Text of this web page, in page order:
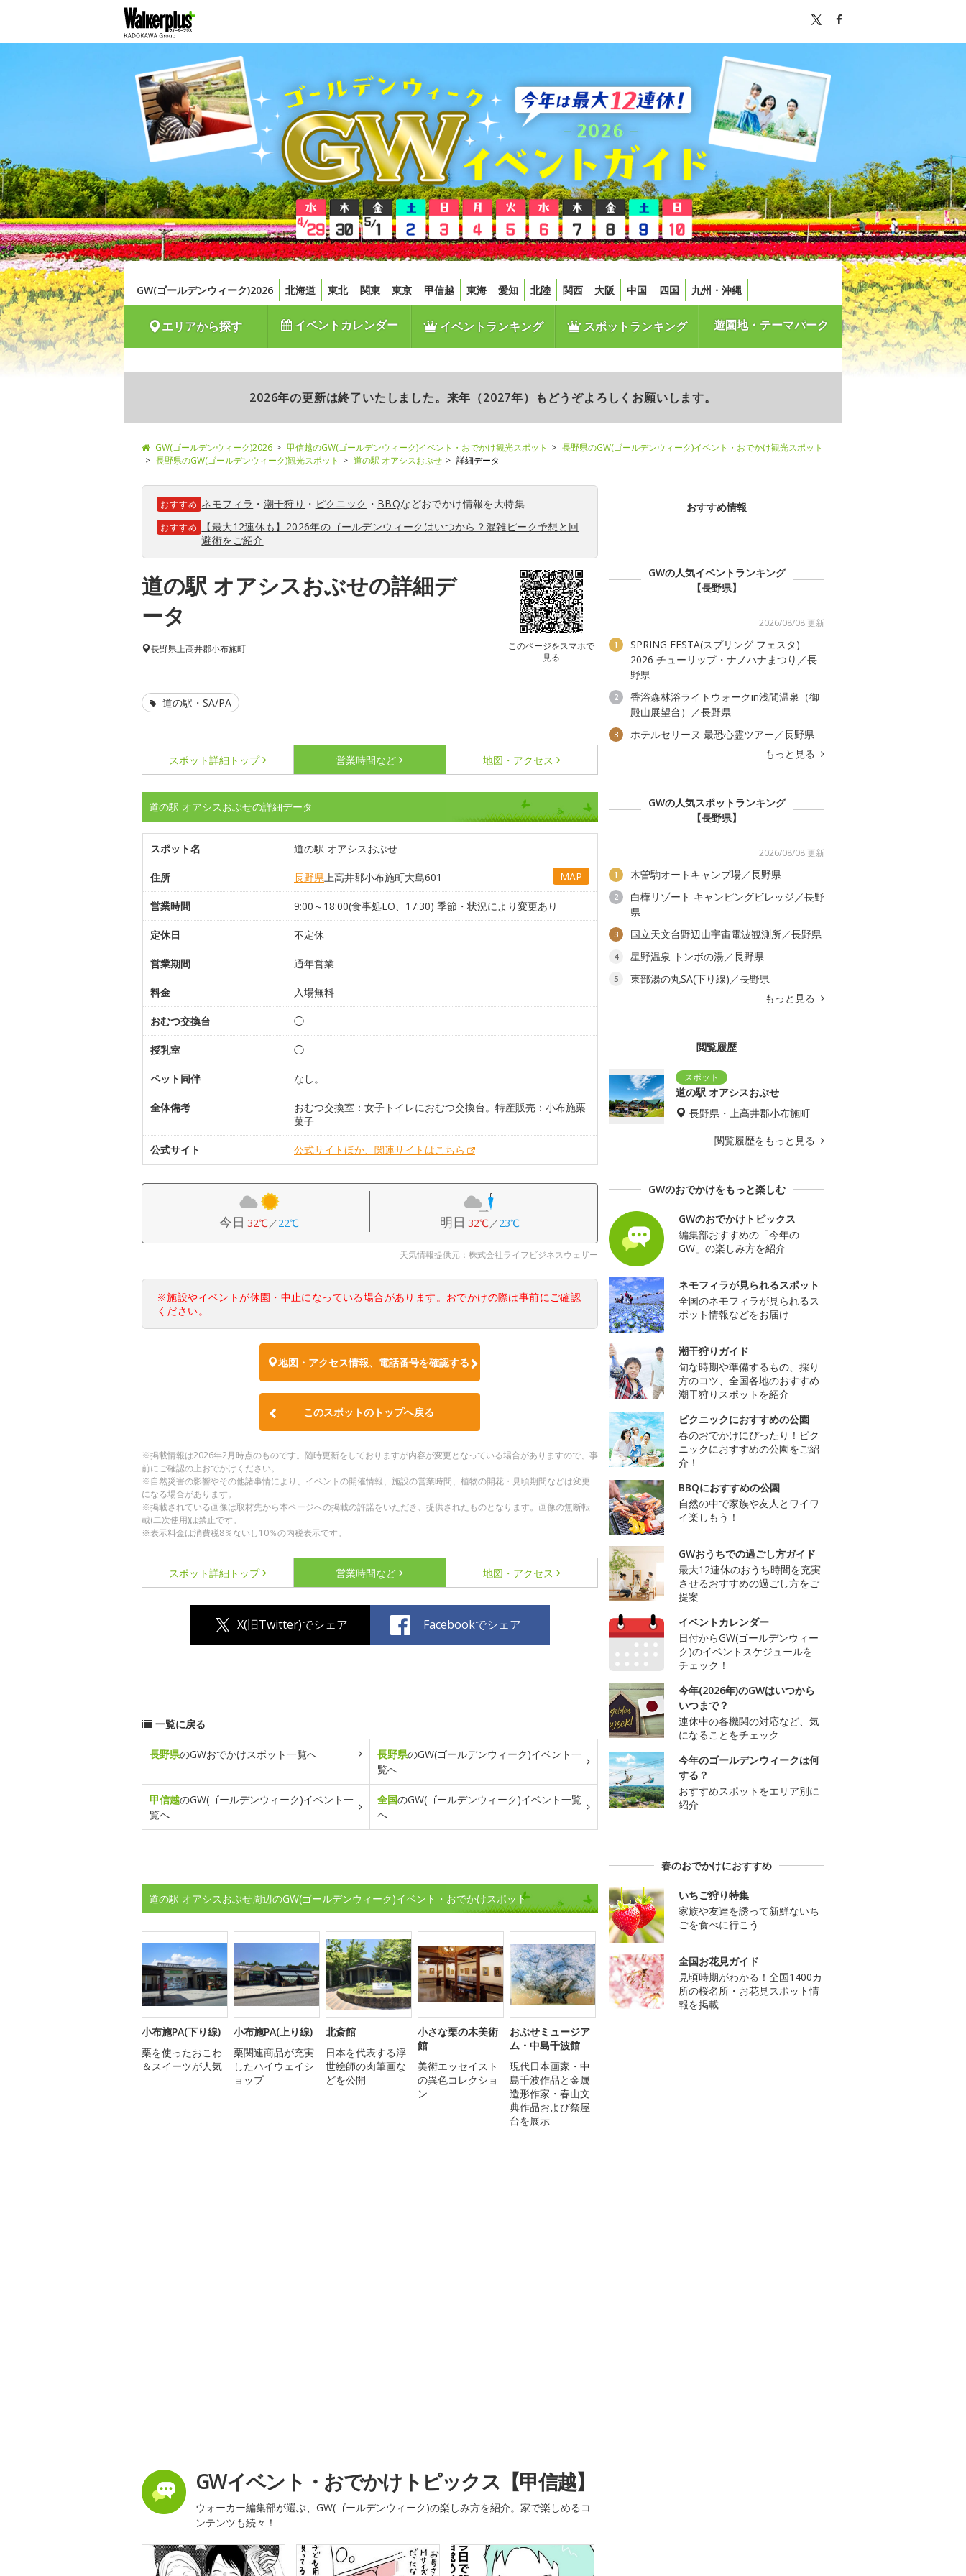
GW(ゴールデンウィーク)2026 北海道 東北 関東 東京 甲信越 東海 愛知 北陸 関西 大阪 中国 四国 九州・沖縄
エリアから探す イベントカレンダー イベントランキング スポットランキング 遊園地・テーマパーク
2026年の更新は終了いたしました。来年（2027年）もどうぞよろしくお願いします。
GW(ゴールデンウィーク)2026 甲信越のGW(ゴールデンウィーク)イベント・おでかけ観光スポット
長野県のGW(ゴールデンウィーク)イベント・おでかけ観光スポット
長野県のGW(ゴールデンウィーク)観光スポット
道の駅 オアシスおぶせ 詳細データ
おすすめ ネモフィラ ・ 潮干狩り ・ ピクニック ・ BBQなどおでかけ情報を大特集
おすすめ
【最大12連休も】2026年のゴールデンウィークはいつから？混雑ピーク予想と回
避術をご紹介
道の駅 オアシスおぶせの詳細デ
ータ
このページをスマホで
見る
長野県上高井郡小布施町
道の駅・SA/PA
スポット詳細 トップ 営業時間など 地図・アクセス
道の駅 オアシスおぶせの詳細データ
スポット名 道の駅 オアシスおぶせ
住所 長野県上高井郡小布施町大島601 MAP
営業時間 9:00～18:00(食事処LO、17:30) 季節・状況により変更あり
定休日 不定休
営業期間 通年営業
料金 入場無料
おむつ交換台 ◯
授乳室 ◯
ペット同伴 なし。
全体備考
おむつ交換室：女子トイレにおむつ交換台。特産販売：小布施栗
菓子
公式サイト 公式サイトほか、関連サイトはこちら
今日 32℃／22℃ 明日 32℃／23℃
天気情報提供元：株式会社ライフビジネスウェザー
※施設やイベントが休園・中止になっている場合があります。おでかけの際は事前にご確認
ください。
地図・アクセス情報、電話番号を確認する
このスポットのトップへ戻る
※掲載情報は2026年2月時点のものです。随時更新をしておりますが内容が変更となっている場合がありますので、事
前にご確認の上おでかけください。
※自然災害の影響やその他諸事情により、イベントの開催情報、施設の営業時間、植物の開花・見頃期間などは変更
になる場合があります。
※掲載されている画像は取材先から本ページへの掲載の許諾をいただき、提供されたものとなります。画像の無断転
載(二次使用)は禁止です。
※表示料金は消費税8％ないし10％の内税表示です。
スポット詳細 トップ 営業時間など 地図・アクセス
X(旧Twitter)でシェア Facebookでシェア
一覧に戻る
長野県のGWおでかけスポット一覧へ 長野県のGW(ゴールデンウィーク)イベント一
覧へ
甲信越のGW(ゴールデンウィーク)イベント一
覧へ
全国のGW(ゴールデンウィーク)イベント一覧
へ
道の駅 オアシスおぶせ周辺のGW(ゴールデンウィーク)イベント・おでかけスポット
小布施PA(下り線)
栗を使ったおこわ
＆スイーツが人気
小布施PA(上り線)
栗関連商品が充実
したハイウェイシ
ョップ
北斎館
日本を代表する浮
世絵師の肉筆画な
どを公開
小さな栗の木美術
館
美術エッセイスト
の異色コレクショ
ン
おぶせミュージア
ム・中島千波館
現代日本画家・中
島千波作品と金属
造形作家・春山文
典作品および祭屋
台を展示
GWイベント・おでかけトピックス【甲信越】
ウォーカー編集部が選ぶ、GW(ゴールデンウィーク)の楽しみ方を紹介。家で楽しめるコ
ンテンツも続々！
おすすめ情報
GWの人気イベントランキング
【長野県】
2026/08/08 更新
1
SPRING FESTA(スプリング フェスタ)
2026 チューリップ・ナノハナまつり／長
野県
2
香浴森林浴ライトウォークin浅間温泉（御
殿山展望台）／長野県
3
ホテルセリーヌ 最恐心霊ツアー／長野県
もっと見る
GWの人気スポットランキング
【長野県】
2026/08/08 更新
1 木曽駒オートキャンプ場／長野県
2
白樺リゾート キャンピングビレッジ／長野
県
3 国立天文台野辺山宇宙電波観測所／長野県
4 星野温泉 トンボの湯／長野県
5
東部湯の丸SA(下り線)／長野県
もっと見る
閲覧履歴
道の駅 オアシスおぶせ
長野県・上高井郡小布施町
閲覧履歴をもっと見る
GWのおでかけをもっと楽しむ
GWのおでかけトピックス
編集部おすすめの「今年の
GW」の楽しみ方を紹介
ネモフィラが見られるスポット
全国のネモフィラが見られるス
ポット情報などをお届け
潮干狩りガイド
旬な時期や準備するもの、採り
方のコツ、全国各地のおすすめ
潮干狩りスポットを紹介
ピクニックにおすすめの公園
春のおでかけにぴったり！ピク
ニックにおすすめの公園をご紹
介！
BBQにおすすめの公園
自然の中で家族や友人とワイワ
イ楽しもう！
GWおうちでの過ごし方ガイド
最大12連休のおうち時間を充実
させるおすすめの過ごし方をご
提案
イベントカレンダー
日付からGW(ゴールデンウィー
ク)のイベントスケジュールを
チェック！
今年(2026年)のGWはいつから
いつまで？
連休中の各機関の対応など、気
になることをチェック
今年のゴールデンウィークは何
する？
おすすめスポットをエリア別に
紹介
春のおでかけにおすすめ
いちご狩り特集
家族や友達を誘って新鮮ないち
ごを食べに行こう
全国お花見ガイド
見頃時期がわかる！全国1400カ
所の桜名所・お花見スポット情
報を掲載